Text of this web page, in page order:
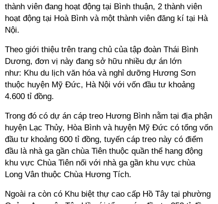
thành viên đang hoạt động tại Bình thuận, 2 thành viên
hoạt động tại Hoà Bình và một thành viên đăng kí tại Hà
Nội.
Theo giới thiệu trên trang chủ của tập đoàn Thái Bình
Dương, đơn vị này đang sở hữu nhiều dự án lớn
như: Khu du lịch văn hóa và nghỉ dưỡng Hương Sơn
thuộc huyện Mỹ Đức, Hà Nội với vốn đầu tư khoảng
4.600 tỉ đồng.
Trong đó có dự án cáp treo Hương Bình nằm tại địa phận
huyện Lạc Thủy, Hòa Bình và huyện Mỹ Đức có tổng vốn
đầu tư khoảng 600 tỉ đồng, tuyến cáp treo này có điểm
đầu là nhà ga gần chùa Tiên thuộc quần thể hang động
khu vực Chùa Tiên nối với nhà ga gần khu vực chùa
Long Vân thuộc Chùa Hương Tích.
Ngoài ra còn có Khu biệt thự cao cấp Hồ Tây tại phường